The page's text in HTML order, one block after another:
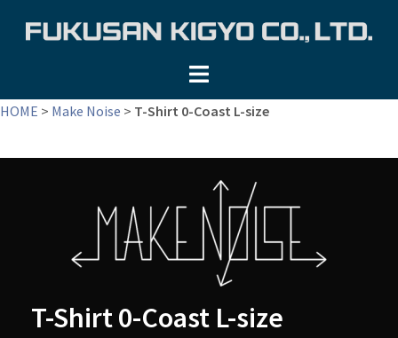
ツ
HOME > Make Noise > T-Shirt 0-Coast L-size
T-Shirt 0-Coast L-size